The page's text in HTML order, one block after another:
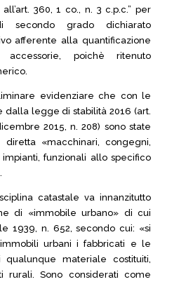
360, 1 co., n. 3 c.p.c.” per
grado dichiarato
afferente alla quantificazione
poichè ritenuto
evidenziare che con le
dalla legge di stabilità 2016 (art.
2015, n. 208) sono state
«macchinari, congegni,
funzionali allo specifico
catastale va innanzitutto
di «immobile urbano» di cui
1939, n. 652, secondo cui: «si
urbani i fabbricati e le
qualunque materiale costituiti,
rurali. Sono considerati come